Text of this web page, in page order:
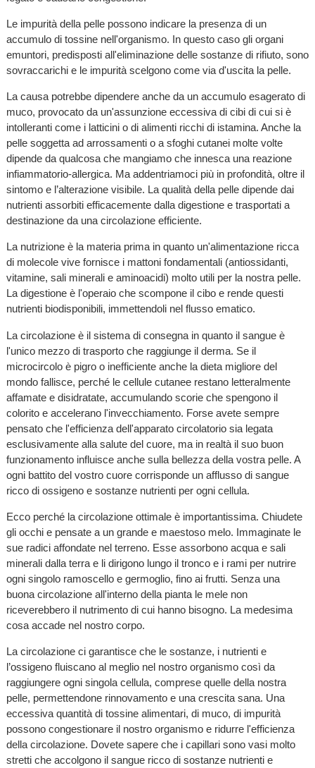
Le impurità della pelle possono indicare la presenza di un
accumulo di tossine nell'organismo. In questo caso gli organi
emuntori, predisposti all'eliminazione delle sostanze di rifiuto, sono
sovraccarichi e le impurità scelgono come via d'uscita la pelle.
La causa potrebbe dipendere anche da un accumulo esagerato di
muco, provocato da un'assunzione eccessiva di cibi di cui si è
intolleranti come i latticini o di alimenti ricchi di istamina. Anche la
pelle soggetta ad arrossamenti o a sfoghi cutanei molte volte
dipende da qualcosa che mangiamo che innesca una reazione
infiammatorio-allergica. Ma addentriamoci più in profondità, oltre il
sintomo e l’alterazione visibile. La qualità della pelle dipende dai
nutrienti assorbiti efficacemente dalla digestione e trasportati a
destinazione da una circolazione efficiente.
La nutrizione è la materia prima in quanto un'alimentazione ricca
di molecole vive fornisce i mattoni fondamentali (antiossidanti,
vitamine, sali minerali e aminoacidi) molto utili per la nostra pelle.
La digestione è l'operaio che scompone il cibo e rende questi
nutrienti biodisponibili, immettendoli nel flusso ematico.
La circolazione è il sistema di consegna in quanto il sangue è
l'unico mezzo di trasporto che raggiunge il derma. Se il
microcircolo è pigro o inefficiente anche la dieta migliore del
mondo fallisce, perché le cellule cutanee restano letteralmente
affamate e disidratate, accumulando scorie che spengono il
colorito e accelerano l'invecchiamento. Forse avete sempre
pensato che l'efficienza dell'apparato circolatorio sia legata
esclusivamente alla salute del cuore, ma in realtà il suo buon
funzionamento influisce anche sulla bellezza della vostra pelle. A
ogni battito del vostro cuore corrisponde un afflusso di sangue
ricco di ossigeno e sostanze nutrienti per ogni cellula.
Ecco perché la circolazione ottimale è importantissima. Chiudete
gli occhi e pensate a un grande e maestoso melo. Immaginate le
sue radici affondate nel terreno. Esse assorbono acqua e sali
minerali dalla terra e li dirigono lungo il tronco e i rami per nutrire
ogni singolo ramoscello e germoglio, fino ai frutti. Senza una
buona circolazione all'interno della pianta le mele non
riceverebbero il nutrimento di cui hanno bisogno. La medesima
cosa accade nel nostro corpo.
La circolazione ci garantisce che le sostanze, i nutrienti e
l’ossigeno fluiscano al meglio nel nostro organismo così da
raggiungere ogni singola cellula, comprese quelle della nostra
pelle, permettendone rinnovamento e una crescita sana. Una
eccessiva quantità di tossine alimentari, di muco, di impurità
possono congestionare il nostro organismo e ridurre l'efficienza
della circolazione. Dovete sapere che i capillari sono vasi molto
stretti che accolgono il sangue ricco di sostanze nutrienti e